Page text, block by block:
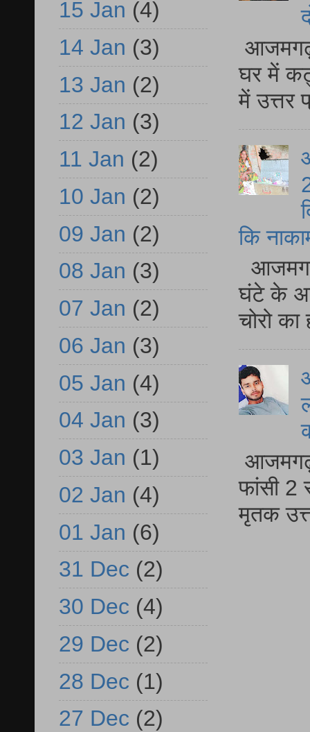
घर में
में
कि
घंटे के
चोरो
आजमगढ़
फांसी 2
मृतक
15 Jan (4)
14 Jan (3)
13 Jan (2)
12 Jan (3)
11 Jan (2)
10 Jan (2)
09 Jan (2)
08 Jan (3)
07 Jan (2)
06 Jan (3)
05 Jan (4)
04 Jan (3)
03 Jan (1)
02 Jan (4)
01 Jan (6)
31 Dec (2)
30 Dec (4)
29 Dec (2)
28 Dec (1)
27 Dec (2)